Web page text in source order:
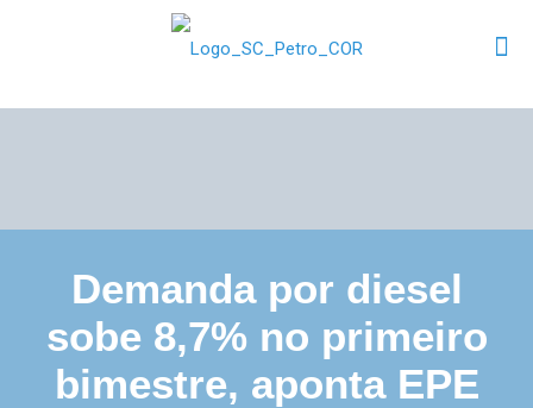
Demanda por diesel
sobe 8,7% no primeiro
bimestre, aponta EPE